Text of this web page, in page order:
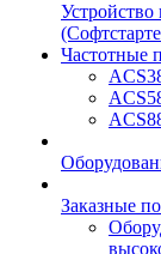
Устройство
Частотные
Заказные